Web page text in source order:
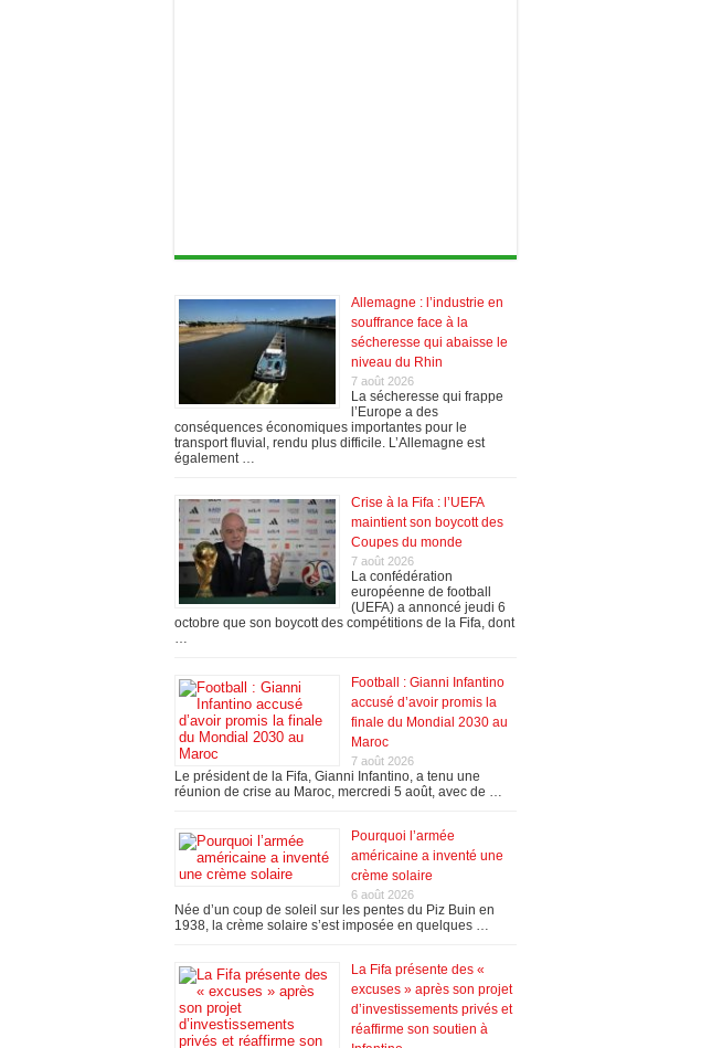
Allemagne : l’industrie en
souffrance face à la
sécheresse qui abaisse le
niveau du Rhin
7 août 2026
La sécheresse qui frappe
l’Europe a des
conséquences économiques importantes pour le
transport fluvial, rendu plus difficile. L’Allemagne est
également …
Crise à la Fifa : l’UEFA
maintient son boycott des
Coupes du monde
7 août 2026
La confédération
européenne de football
(UEFA) a annoncé jeudi 6
octobre que son boycott des compétitions de la Fifa, dont
…
Football : Gianni Infantino
accusé d’avoir promis la
finale du Mondial 2030 au
Maroc
7 août 2026
Le président de la Fifa, Gianni Infantino, a tenu une
réunion de crise au Maroc, mercredi 5 août, avec de …
Pourquoi l’armée
américaine a inventé une
crème solaire
6 août 2026
Née d’un coup de soleil sur les pentes du Piz Buin en
1938, la crème solaire s’est imposée en quelques …
La Fifa présente des «
excuses » après son projet
d’investissements privés et
réaffirme son soutien à